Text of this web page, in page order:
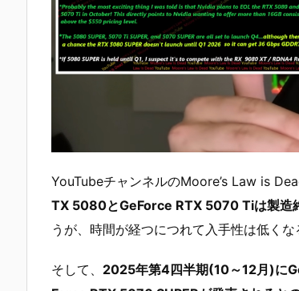
YouTubeチャンネルのMoore’s Law is
TX 5080とGeForce RTX 5070 Tiは製造
うが、時間が経つにつれて入手性は低くな
そして、 2025年第4四半期(10～12月)に